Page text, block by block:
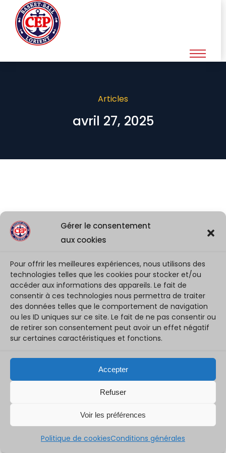
Gérer le consentement
aux cookies
Pour offrir les meilleures expériences, nous utilisons des
technologies telles que les cookies pour stocker et/ou
accéder aux informations des appareils. Le fait de
consentir à ces technologies nous permettra de traiter
des données telles que le comportement de navigation
ou les ID uniques sur ce site. Le fait de ne pas consentir ou
de retirer son consentement peut avoir un effet négatif
sur certaines caractéristiques et fonctions.
Accepter
Refuser
Voir les préférences
Politique de cookiesConditions générales
Articles
avril 27, 2025
Retour en photos sur le week-end du
27 avril 2025
[ Retour du WE ] On continue sur cette bonne dynamique pour terminer la saison BRAVO TOUT LE MONDE ET BONNE SEMAINE